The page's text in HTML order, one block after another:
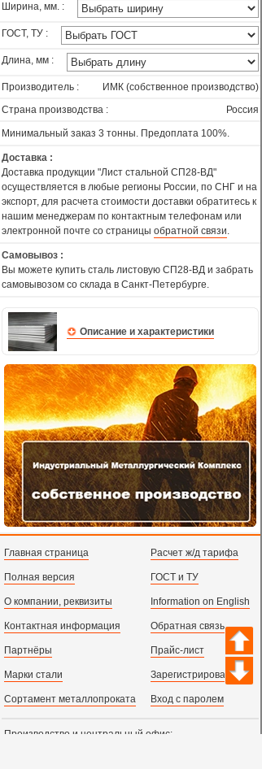
Ширина, мм. :
ГОСТ, ТУ :
Длина, мм :
Производитель :
ИМК (собственное производство)
Страна производства :
Россия
Минимальный заказ 3 тонны. Предоплата 100%.
Доставка :
Доставка продукции "Лист стальной СП28-ВД"
осуществляется в любые регионы России, по СНГ и на
экспорт, для расчета стоимости доставки обратитесь к
нашим менеджерам по контактным телефонам или
электронной почте со страницы обратной связи.
Самовывоз :
Вы можете купить сталь листовую СП28-ВД и забрать
самовывозом со склада в Санкт-Петербурге.
Описание и характеристики
Главная страница
Полная версия
О компании, реквизиты
Контактная информация
Партнёры
Марки стали
Сортамент металлопроката
Расчет ж/д тарифа
ГОСТ и ТУ
Information on English
Обратная связь
Прайс-лист
Зарегистрироваться
Вход с паролем
Производство и центральный офис: